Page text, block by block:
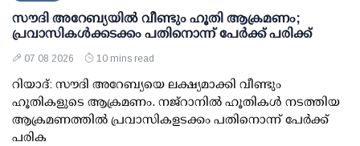
സൗദി അറേബ്യയില്‍ വീണ്ടും ഹൂതി ആക്രമണം;
പ്രവാസികള്‍ക്കടക്കം പതിനൊന്ന് പേര്‍ക്ക് പരിക്ക്
07 08 2026 10 mins read
റിയാദ്: സൗദി അറേബ്യയെ ലക്ഷ്യമാക്കി വീണ്ടും
ഹൂതികളുടെ ആക്രമണം. നജ്‌റാനില്‍ ഹൂതികള്‍ നടത്തിയ
ആക്രമണത്തില്‍ പ്രവാസികളടക്കം പതിനൊന്ന് പേര്‍ക്ക്
പരിക